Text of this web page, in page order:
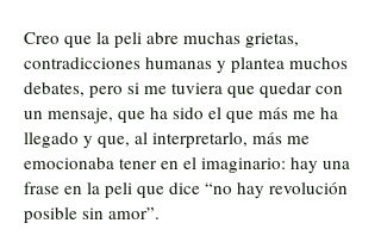
Creo que la peli abre muchas grietas,
contradicciones humanas y plantea muchos
debates, pero si me tuviera que quedar con
un mensaje, que ha sido el que más me ha
llegado y que, al interpretarlo, más me
emocionaba tener en el imaginario: hay una
frase en la peli que dice “no hay revolución
posible sin amor”.